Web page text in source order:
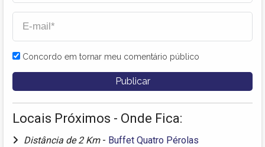
Concordo em tornar meu comentário público
Locais Próximos - Onde Fica:
Distância de 2 Km - Buffet Quatro Pérolas